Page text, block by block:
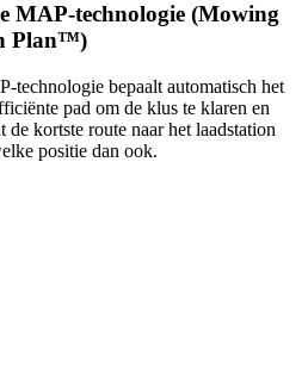
MAP-technologie (Mowing
Plan™)
technologie bepaalt automatisch het
pad om de klus te klaren en
de kortste route naar het laadstation
positie dan ook.